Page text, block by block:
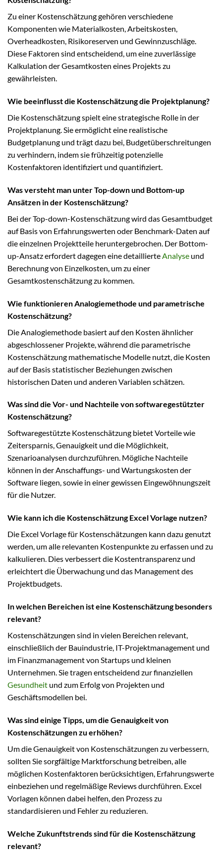
Zu einer Kostenschätzung gehören verschiedene
Komponenten wie Materialkosten, Arbeitskosten,
Overheadkosten, Risikoreserven und Gewinnzuschläge.
Diese Faktoren sind entscheidend, um eine zuverlässige
Kalkulation der Gesamtkosten eines Projekts zu
gewährleisten.
Wie beeinflusst die Kostenschätzung die Projektplanung?
Die Kostenschätzung spielt eine strategische Rolle in der
Projektplanung. Sie ermöglicht eine realistische
Budgetplanung und trägt dazu bei, Budgetüberschreitungen
zu verhindern, indem sie frühzeitig potenzielle
Kostenfaktoren identifiziert und quantifiziert.
Was versteht man unter Top-down und Bottom-up
Ansätzen in der Kostenschätzung?
Bei der Top-down-Kostenschätzung wird das Gesamtbudget
auf Basis von Erfahrungswerten oder Benchmark-Daten auf
die einzelnen Projektteile heruntergebrochen. Der Bottom-
up-Ansatz erfordert dagegen eine detaillierte Analyse und
Berechnung von Einzelkosten, um zu einer
Gesamtkostenschätzung zu kommen.
Wie funktionieren Analogiemethode und parametrische
Kostenschätzung?
Die Analogiemethode basiert auf den Kosten ähnlicher
abgeschlossener Projekte, während die parametrische
Kostenschätzung mathematische Modelle nutzt, die Kosten
auf der Basis statistischer Beziehungen zwischen
historischen Daten und anderen Variablen schätzen.
Was sind die Vor- und Nachteile von softwaregestützter
Kostenschätzung?
Softwaregestützte Kostenschätzung bietet Vorteile wie
Zeitersparnis, Genauigkeit und die Möglichkeit,
Szenarioanalysen durchzuführen. Mögliche Nachteile
können in der Anschaffungs- und Wartungskosten der
Software liegen, sowie in einer gewissen Eingewöhnungszeit
für die Nutzer.
Wie kann ich die Kostenschätzung Excel Vorlage nutzen?
Die Excel Vorlage für Kostenschätzungen kann dazu genutzt
werden, um alle relevanten Kostenpunkte zu erfassen und zu
kalkulieren. Dies verbessert die Kostentransparenz und
erleichtert die Überwachung und das Management des
Projektbudgets.
In welchen Bereichen ist eine Kostenschätzung besonders
relevant?
Kostenschätzungen sind in vielen Bereichen relevant,
einschließlich der Bauindustrie, IT-Projektmanagement und
im Finanzmanagement von Startups und kleinen
Unternehmen. Sie tragen entscheidend zur finanziellen
Gesundheit und zum Erfolg von Projekten und
Geschäftsmodellen bei.
Was sind einige Tipps, um die Genauigkeit von
Kostenschätzungen zu erhöhen?
Um die Genauigkeit von Kostenschätzungen zu verbessern,
sollten Sie sorgfältige Marktforschung betreiben, alle
möglichen Kostenfaktoren berücksichtigen, Erfahrungswerte
einbeziehen und regelmäßige Reviews durchführen. Excel
Vorlagen können dabei helfen, den Prozess zu
standardisieren und Fehler zu reduzieren.
Welche Zukunftstrends sind für die Kostenschätzung
relevant?